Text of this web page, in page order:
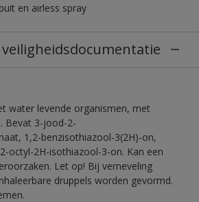
en airless spray
water levende organismen, met
Bevat 3-jood-2-
1,2-benzisothiazool-3(2H)-on,
octyl-2H-isothiazool-3-on. Kan een
Let op! Bij verneveling
druppels worden gevormd.